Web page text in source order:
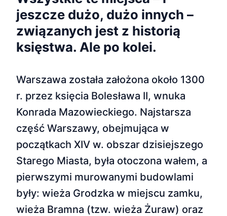
jeszcze dużo, dużo innych –
związanych jest z historią
księstwa. Ale po kolei.
Warszawa została założona około 1300
r. przez księcia Bolesława II, wnuka
Konrada Mazowieckiego. Najstarsza
część Warszawy, obejmująca w
początkach XIV w. obszar dzisiejszego
Starego Miasta, była otoczona wałem, a
pierwszymi murowanymi budowlami
były: wieża Grodzka w miejscu zamku,
wieża Bramna (tzw. wieża Żuraw) oraz